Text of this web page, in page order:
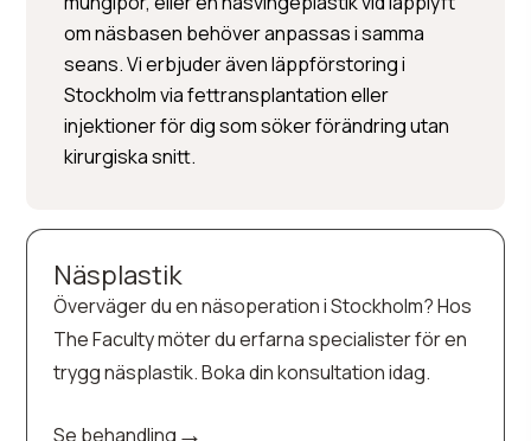
om näsbasen behöver anpassas i samma
seans. Vi erbjuder även läppförstoring i
Stockholm via fettransplantation eller
injektioner för dig som söker förändring utan
kirurgiska snitt.
Näsplastik
Överväger du en näsoperation i Stockholm? Hos
The Faculty möter du erfarna specialister för en
trygg näsplastik. Boka din konsultation idag.
Se behandling →